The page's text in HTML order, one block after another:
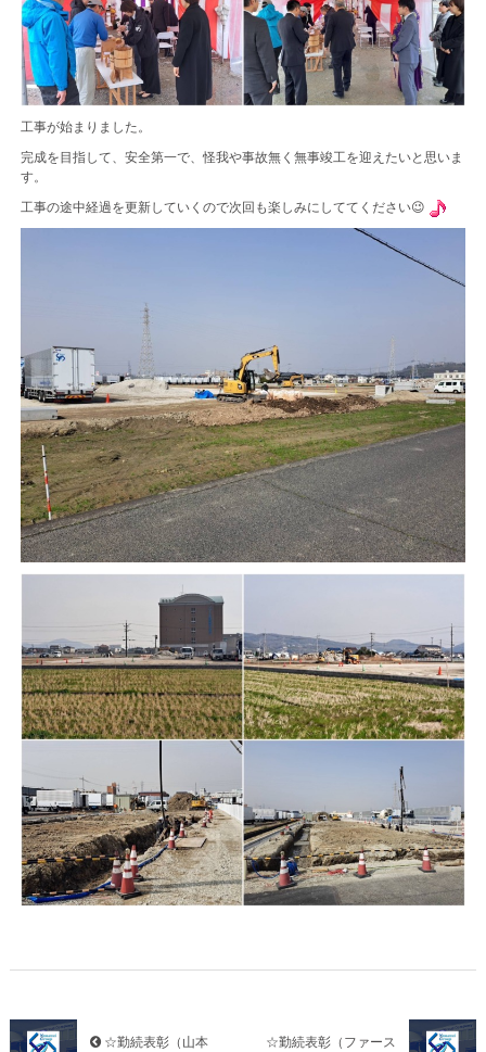
工事が始まりました。
完成を目指して、安全第一で、怪我や事故無く無事竣工を迎えたいと思いま
す。
工事の途中経過を更新していくので次回も楽しみにしててください😉
☆勤続表彰（山本
☆勤続表彰（ファース